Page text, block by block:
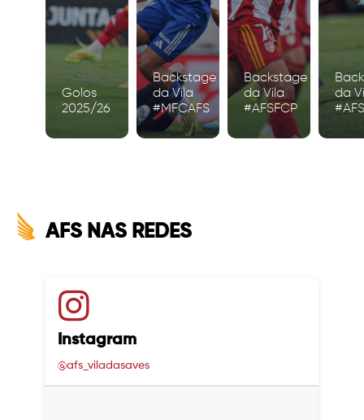
Golos
2025/26
Backstage
da Vila
#MFCAFS
Backstage
da Vila
#AFSFCP
da
AFS NAS REDES
Instagram
@afs_viladasaves